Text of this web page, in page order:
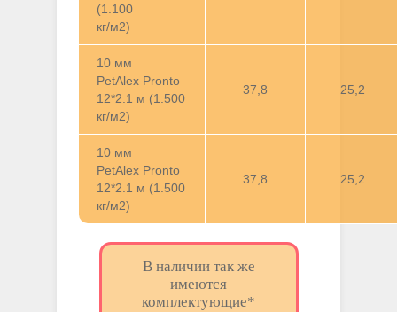
(1.100
кг/м2)
10 мм
PetAlex Pronto
12*2.1 м (1.500
кг/м2)
37,8 25,2
10 мм
PetAlex Pronto
12*2.1 м (1.500
кг/м2)
37,8 25,2
В наличии так же
имеются
комплектующие*